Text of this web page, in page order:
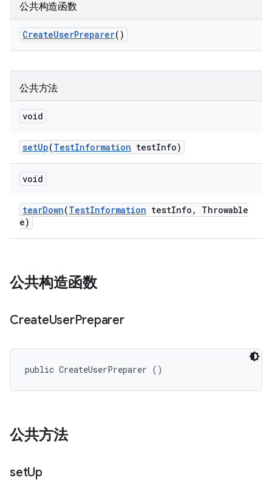
公共构造函数
CreateUserPreparer()
公共方法
void
setUp(TestInformation testInfo)
void
tearDown(TestInformation testInfo ,
Throwable
e)
公共构造函数
CreateUserPreparer
public CreateUserPreparer ()
公共方法
setUp